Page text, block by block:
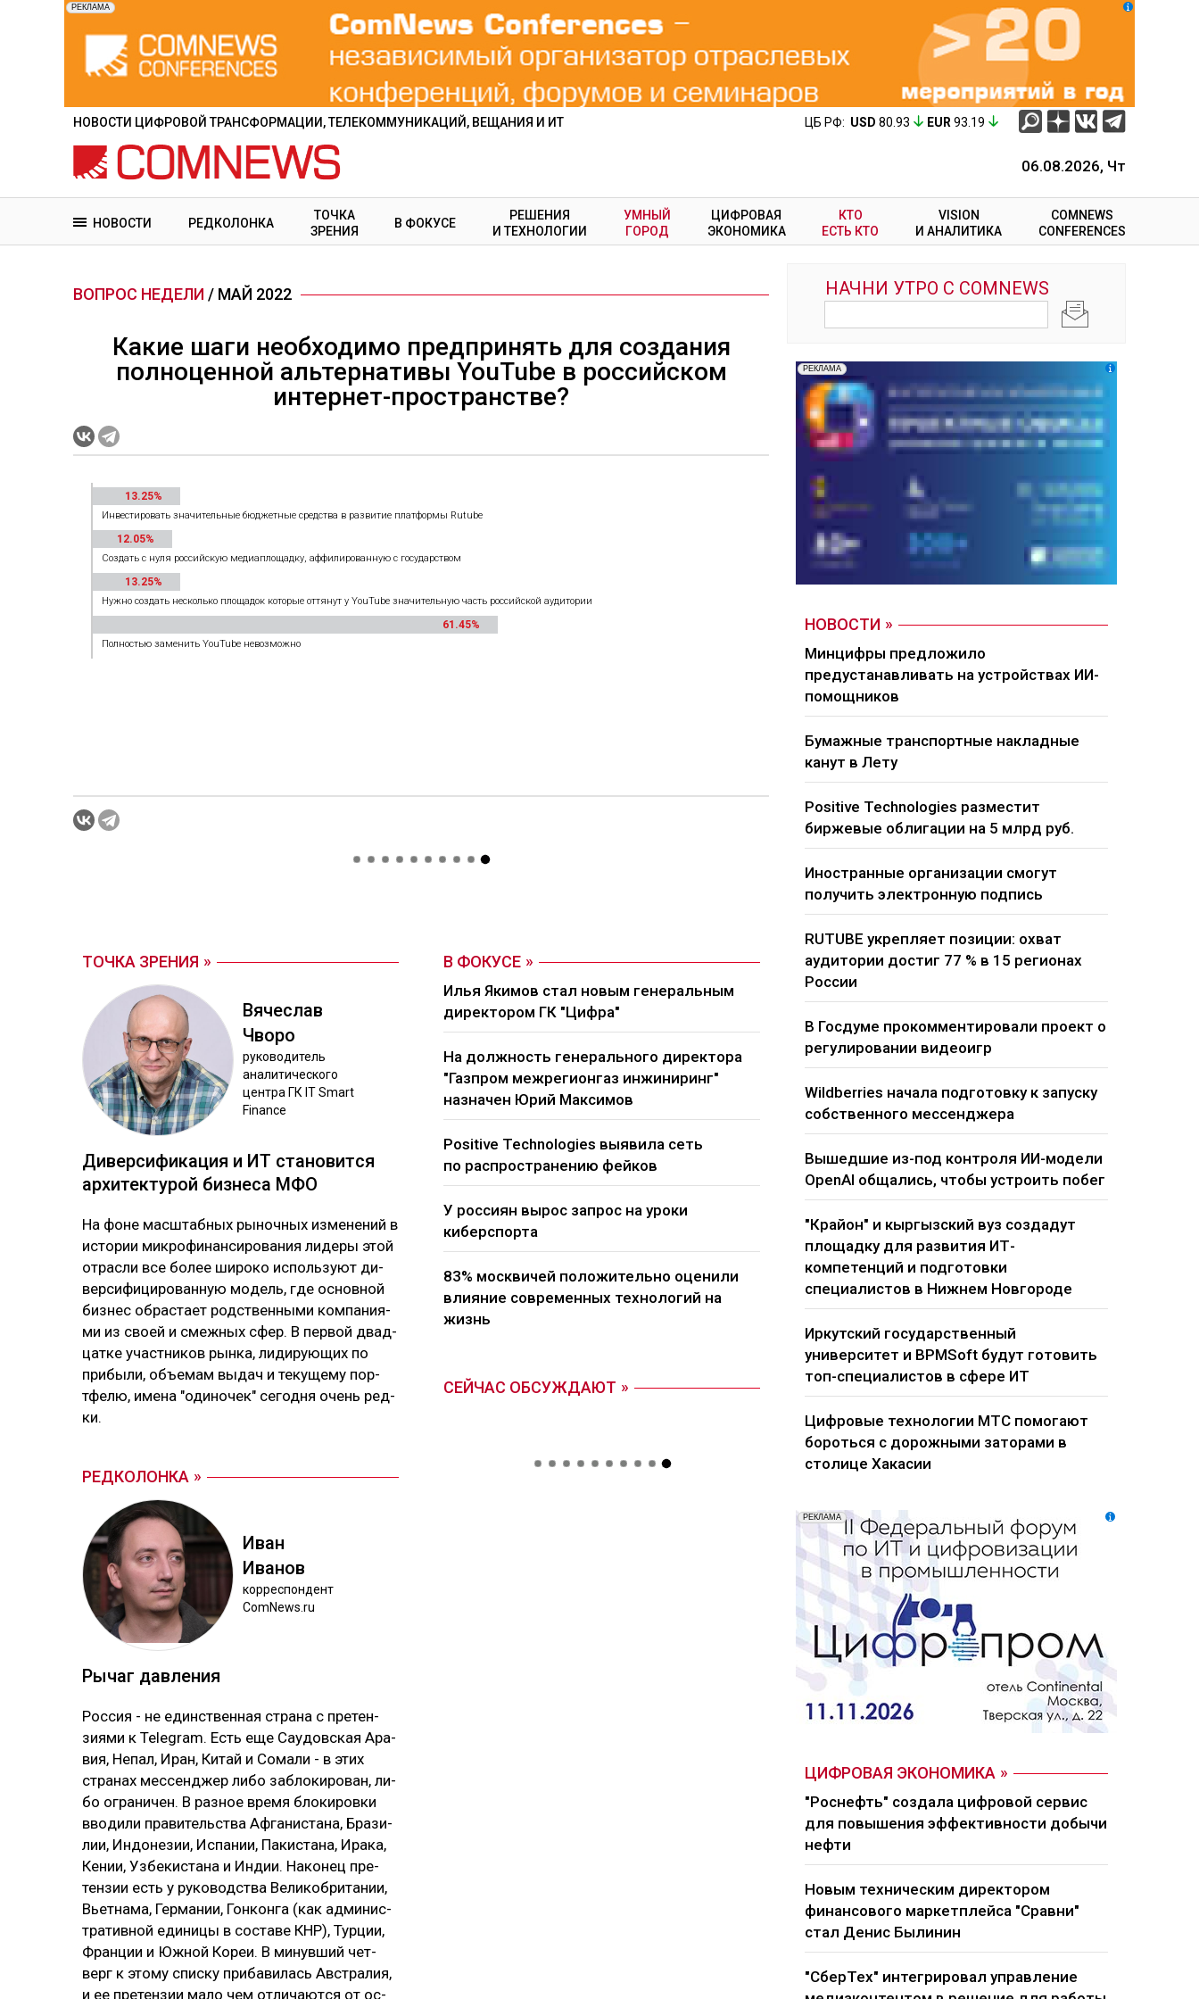
содержанию
НОВОСТИ ЦИФРОВОЙ ТРАНСФОРМАЦИИ, ТЕЛЕКОММУНИКАЦИЙ, ВЕЩАНИЯ И ИТ ЦБ РФ: USD 80.93 EUR 93.19
06.08.2026, Чт
НОВОСТИ РЕДКОЛОНКА
ТОЧКА
ЗРЕНИЯ
В ФОКУСЕ
РЕШЕНИЯ
И ТЕХНОЛОГИИ
УМНЫЙ
ГОРОД
ЦИФРОВАЯ
ЭКОНОМИКА
КТО
ЕСТЬ КТО
VISION
И АНАЛИТИКА
COMNEWS
CONFERENCES
ВОПРОС НЕДЕЛИ / МАЙ 2022
Какие шаги необходимо предпринять для создания
полноценной альтернативы YouTube в российском
интернет-пространстве?
13.25%
Инвестировать значительные бюджетные средства в развитие платформы Rutube
12.05%
Создать с нуля российскую медиаплощадку, аффилированную с государством
13.25%
Нужно создать несколько площадок которые оттянут у YouTube значительную часть российской аудитории
61.45%
Полностью заменить YouTube невозможно
ТОЧКА ЗРЕНИЯ
Вя­чес­лав
Чво­ро
ру­ково­дитель
ана­лити­чес­ко­го
цен­тра ГК IT Smart
Finance
Ди­вер­си­фика­ция и ИТ ста­новит­ся
ар­хи­тек­ту­рой биз­не­са МФО
На фо­не мас­штаб­ных ры­ноч­ных из­ме­не­ний в
ис­то­рии мик­ро­фи­нан­си­ро­ва­ния ли­де­ры этой
от­рас­ли все бо­лее ши­ро­ко ис­поль­зуют ди­
вер­си­фи­ци­ро­ван­ную мо­дель, где ос­нов­ной
биз­нес об­рас­тает родс­твен­ны­ми ком­па­ния­
ми из своей и смеж­ных сфер. В пер­вой двад­
цат­ке учас­тни­ков рын­ка, ли­ди­рую­щих по
при­бы­ли, объ­емам вы­дач и те­ку­ще­му пор­
тфе­лю, име­на "оди­но­чек" се­год­ня очень ред­
ки.
РЕДКОЛОНКА
Иван
Ива­нов
кор­рес­пон­дент
ComNews.ru
Ры­чаг дав­ле­ния
Рос­сия - не единс­твен­ная стра­на с пре­тен­
зия­ми к Telegram. Есть еще Сау­дов­ская Ара­
вия, Не­пал, Иран, Ки­тай и Со­ма­ли - в этих
стра­нах мес­сен­джер ли­бо заб­ло­ки­ро­ван, ли­
бо ог­ра­ни­чен. В раз­ное вре­мя бло­ки­ров­ки
вво­ди­ли пра­ви­тель­ства Аф­га­нис­та­на, Бра­зи­
лии, Ин­до­не­зии, Ис­па­нии, Па­кис­та­на, Ира­ка,
Ке­нии, Уз­бе­кис­та­на и Ин­дии. На­ко­нец пре­
тен­зии есть у ру­ко­водс­тва Ве­ли­коб­ри­та­нии,
Вь­ет­на­ма, Гер­ма­нии, Гон­кон­га (как ад­ми­нис­
тра­тив­ной еди­ни­цы в сос­та­ве КНР), Тур­ции,
Фран­ции и Юж­ной Ко­реи. В ми­нув­ший чет­
верг к это­му спис­ку при­ба­ви­лась Авс­тра­лия,
и ее пре­тен­зии ма­ло чем от­ли­чают­ся от ос­
В ФОКУСЕ
Илья Якимов стал новым генеральным
директором ГК "Цифра"
На должность генерального директора
"Газпром межрегионгаз инжиниринг"
назначен Юрий Максимов
Positive Technologies выявила сеть
по распространению фейков
У россиян вырос запрос на уроки
киберспорта
83% москвичей положительно оценили
влияние современных технологий на
жизнь
СЕЙЧАС ОБСУЖДАЮТ
НОВОСТИ
Минцифры предложило
предустанавливать на устройствах ИИ-
помощников
Бумажные транспортные накладные
канут в Лету
Positive Technologies разместит
биржевые облигации на 5 млрд руб.
Иностранные организации смогут
получить электронную подпись
RUTUBE укрепляет позиции: охват
аудитории достиг 77 % в 15 регионах
России
В Госдуме прокомментировали проект о
регулировании видеоигр
Wildberries начала подготовку к запуску
собственного мессенджера
Вышедшие из-под контроля ИИ-модели
OpenAI общались, чтобы устроить побег
"Крайон" и кыргызский вуз создадут
площадку для развития ИТ-
компетенций и подготовки
специалистов в Нижнем Новгороде
Иркутский государственный
университет и BPMSoft будут готовить
топ-специалистов в сфере ИТ
Цифровые технологии МТС помогают
бороться с дорожными заторами в
столице Хакасии
ЦИФРОВАЯ ЭКОНОМИКА
"Роснефть" создала цифровой сервис
для повышения эффективности добычи
нефти
Новым техническим директором
финансового маркетплейса "Сравни"
стал Денис Былинин
"СберТех" интегрировал управление